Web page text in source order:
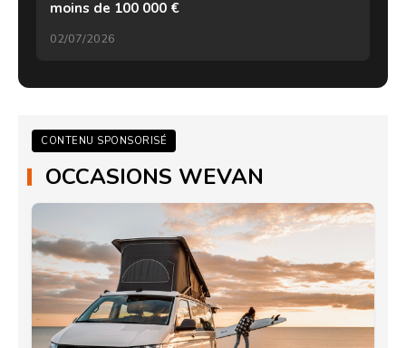
moins de 100 000 €
02/07/2026
CONTENU SPONSORISÉ
OCCASIONS WEVAN